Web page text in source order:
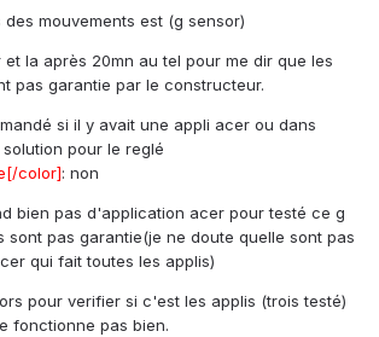
mouvements est (g sensor)
la après 20mn au tel pour me dir que les
pas garantie par le constructeur.
si il y avait une appli acer ou dans
pour le reglé
color]: non
bien pas d'application acer pour testé ce g
sont pas garantie(je ne doute quelle sont pas
qui fait toutes les applis)
pour verifier si c'est les applis (trois testé)
fonctionne pas bien.